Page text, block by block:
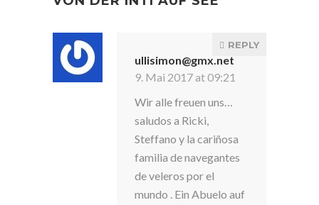
ullisimon@gmx.net
9. Mai 2017 at 09:21
REPLY
Wir alle freuen uns…
saludos a Ricki,
Steffano y la cariñosa
familia de navegantes
de veleros por el
mundo . Ein Abuelo auf